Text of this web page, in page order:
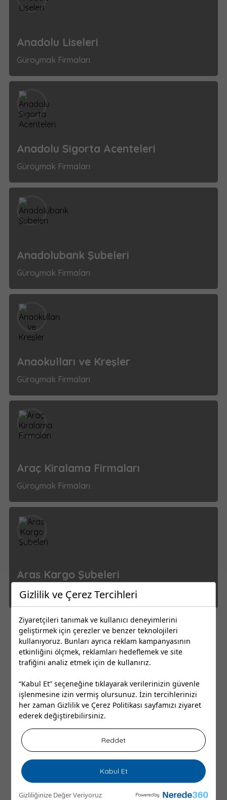
Gizlilik ve Çerez Tercihleri
Ziyaretçileri tanımak ve kullanıcı deneyimlerini
geliştirmek için çerezler ve benzer teknolojileri
kullanıyoruz. Bunları ayrıca reklam kampanyasının
etkinliğini ölçmek, reklamları hedeflemek ve site
trafiğini analiz etmek için de kullanırız.
“Kabul Et” seçeneğine tıklayarak verilerinizin güvenle
işlenmesine izin vermiş olursunuz. İzin tercihlerinizi
her zamanGizlilik ve Çerez Politikası sayfamızı ziyaret
ederek değiştirebilirsiniz.
Reddet
Kabul Et
Gizliliğinize Değer Veriyoruz Powered by
Anadolu Liseleri
Güroymak Firmaları
Anadolu Sigorta Acenteleri
Güroymak Firmaları
Anadolubank Şubeleri
Güroymak Firmaları
Anaokulları ve Kreşler
Güroymak Firmaları
Araç Kiralama Firmaları
Güroymak Firmaları
Aras Kargo Şubeleri
Güroymak Firmaları
1 2 3